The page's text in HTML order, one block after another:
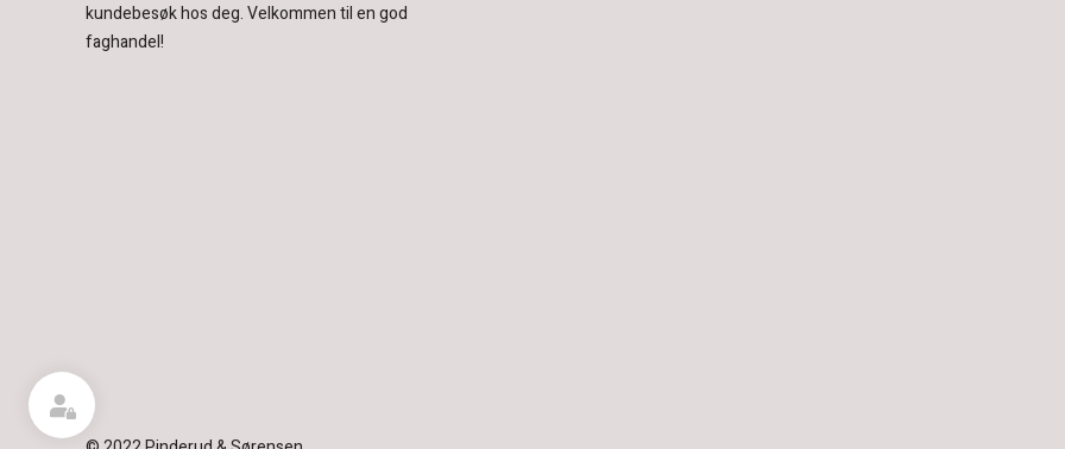
kundebesøk hos deg.Velkommen til en god
faghandel!